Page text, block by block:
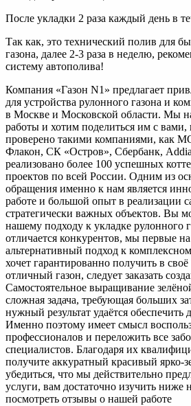
После укладки 2 раза каждый день в
Так как, это технический полив для
газона, далее 2-3 раза в неделю,
систему автополива!
Компания «Газон N1» предлагает
для устройства рулонного газона и
в Москве и Московской области. Мы
работы и хотим поделиться им с вами,
проверено такими компаниями, как
Флакон, СК «Остров», Сбербанк,
реализовано более 100 успешных
проектов по всей России. Одним из
обращения именно к нам является
работе и большой опыт в реализации
стратегически важных объектов. Вы
нашему подходу к укладке рулонного
отличается конкурентов, мы первые
альтернативный подход к
хочет гарантированно получить в
отличный газон, следует заказать
Самостоятельное выращивание
сложная задача, требующая больших
нужный результат удаётся обеспечить
Именно поэтому имеет смысл
профессионалов и переложить все
специалистов. Благодаря их
получите аккуратный красивый ярко-
убедиться, что мы действительно
услуги, вам достаточно изучить ниже
посмотреть отзывы о нашей работе